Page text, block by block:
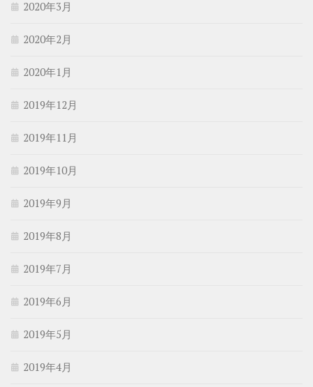
2020年3月
2020年2月
2020年1月
2019年12月
2019年11月
2019年10月
2019年9月
2019年8月
2019年7月
2019年6月
2019年5月
2019年4月